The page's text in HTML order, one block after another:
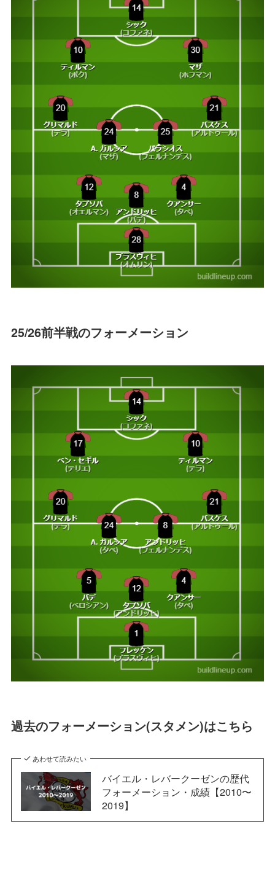
25/26前半戦のフォーメーション
過去のフォーメーション(スタメン)はこちら
あわせて読みたい
バイエル・レバークーゼンの歴代
フォーメーション・成績【2010〜
2019】